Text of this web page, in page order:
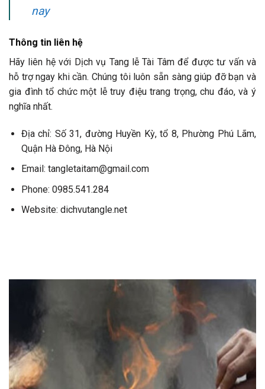
nay
Thông tin liên hệ
Hãy liên hệ với Dịch vụ Tang lễ Tài Tâm để được tư vấn và
hỗ trợ ngay khi cần. Chúng tôi luôn sẵn sàng giúp đỡ bạn và
gia đình tổ chức một lễ truy điệu trang trọng, chu đáo, và ý
nghĩa nhất.
Địa chỉ: Số 31, đường Huyền Kỳ, tổ 8, Phường Phú Lãm,
Quận Hà Đông, Hà Nội
Email: tangletaitam@gmail.com
Phone: 0985.541.284
Website: dichvutangle.net